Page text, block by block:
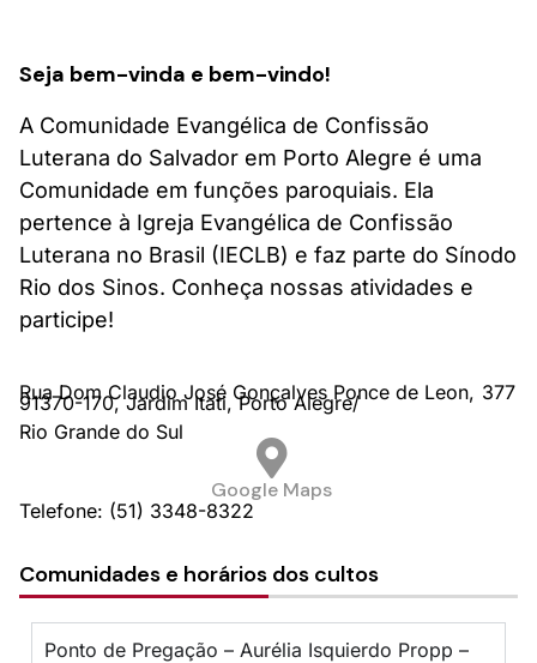
Seja bem-vinda e bem-vindo!
A Comunidade Evangélica de Confissão
Luterana do Salvador em Porto Alegre é uma
Comunidade em funções paroquiais. Ela
pertence à Igreja Evangélica de Confissão
Luterana no Brasil (IECLB) e faz parte do Sínodo
Rio dos Sinos. Conheça nossas atividades e
participe!
Rua Dom Claudio José Gonçalves Ponce de Leon, 377
91370-170, Jardim Itati, Porto Alegre/
Rio Grande do Sul
Google Maps
Telefone: (51) 3348-8322
Comunidades e horários dos cultos
Ponto de Pregação – Aurélia Isquierdo Propp –